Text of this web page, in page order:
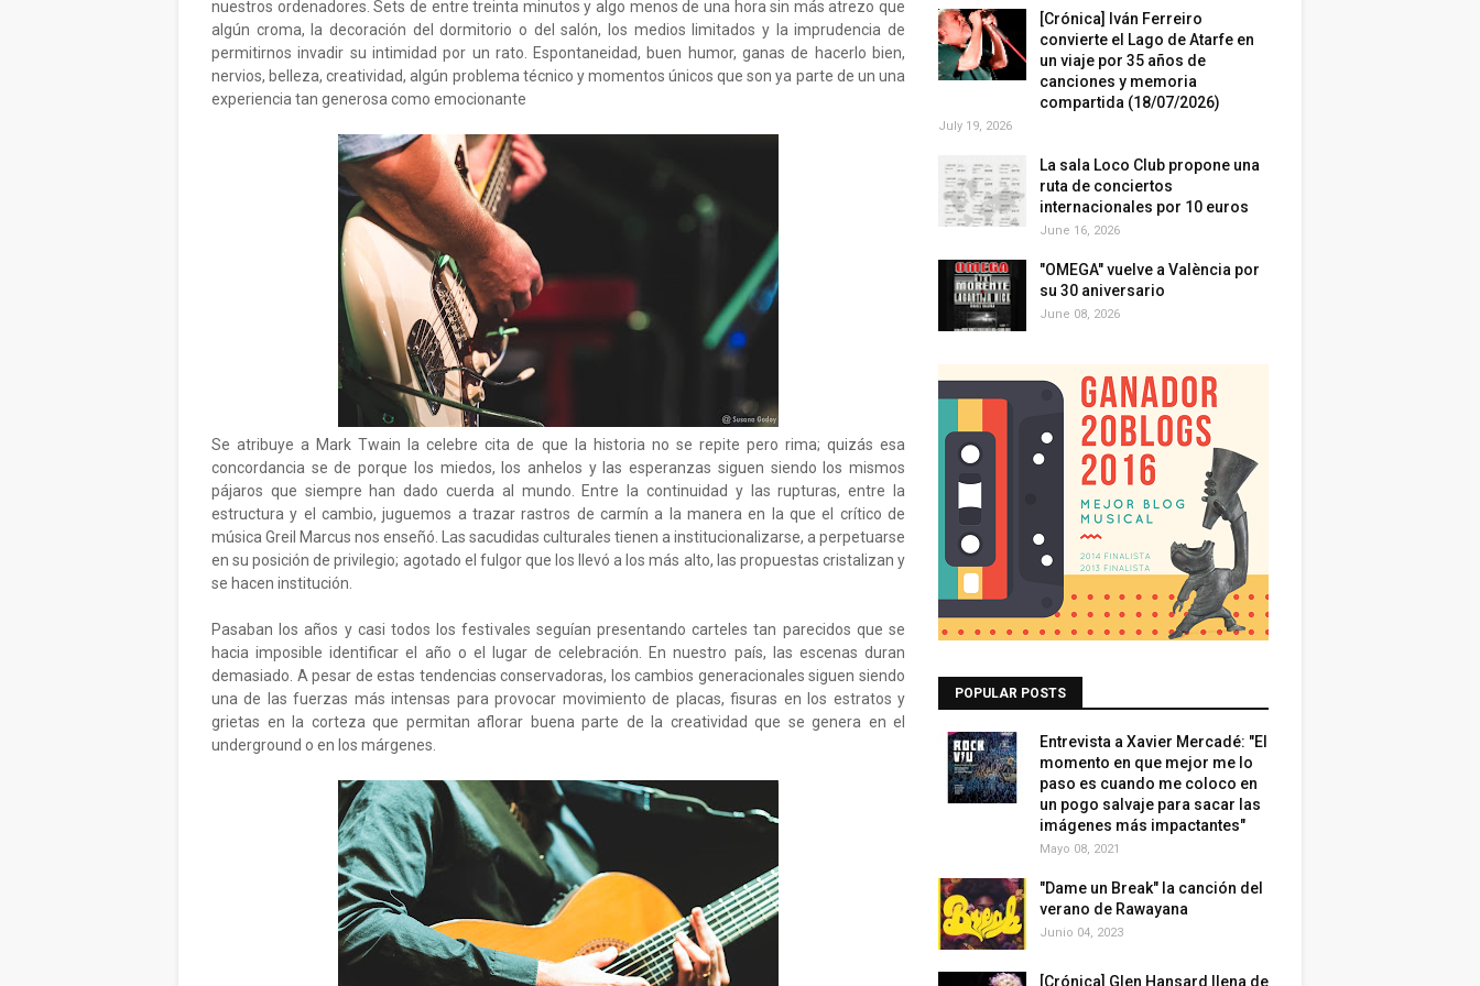
nuestros ordenadores. Sets de entre treinta minutos y algo menos de una hora sin más atrezo que
algún croma, la decoración del dormitorio o del salón, los medios limitados y la imprudencia de
permitirnos invadir su intimidad por un rato. Espontaneidad, buen humor, ganas de hacerlo bien,
nervios, belleza, creatividad, algún problema técnico y momentos únicos que son ya parte de un una
experiencia tan generosa como emocionante
Se atribuye a Mark Twain la celebre cita de que la historia no se repite pero rima; quizás esa
concordancia se de porque los miedos, los anhelos y las esperanzas siguen siendo los mismos
pájaros que siempre han dado cuerda al mundo. Entre la continuidad y las rupturas, entre la
estructura y el cambio, juguemos a trazar rastros de carmín a la manera en la que el crítico de
música Greil Marcus nos enseñó. Las sacudidas culturales tienen a institucionalizarse, a perpetuarse
en su posición de privilegio; agotado el fulgor que los llevó a los más alto, las propuestas cristalizan y
se hacen institución.
Pasaban los años y casi todos los festivales seguían presentando carteles tan parecidos que se
hacia imposible identificar el año o el lugar de celebración. En nuestro país, las escenas duran
demasiado. A pesar de estas tendencias conservadoras, los cambios generacionales siguen siendo
una de las fuerzas más intensas para provocar movimiento de placas, fisuras en los estratos y
grietas en la corteza que permitan aflorar buena parte de la creatividad que se genera en el
underground o en los márgenes.
[Crónica] Iván Ferreiro
convierte el Lago de Atarfe en
un viaje por 35 años de
canciones y memoria
compartida (18/07/2026)
July 19, 2026
La sala Loco Club propone una
ruta de conciertos
internacionales por 10 euros
June 16, 2026
"OMEGA" vuelve a València por
su 30 aniversario
June 08, 2026
POPULAR POSTS
Entrevista a Xavier Mercadé: "El
momento en que mejor me lo
paso es cuando me coloco en
un pogo salvaje para sacar las
imágenes más impactantes"
Mayo 08, 2021
"Dame un Break" la canción del
verano de Rawayana
Junio 04, 2023
[Crónica] Glen Hansard llena de